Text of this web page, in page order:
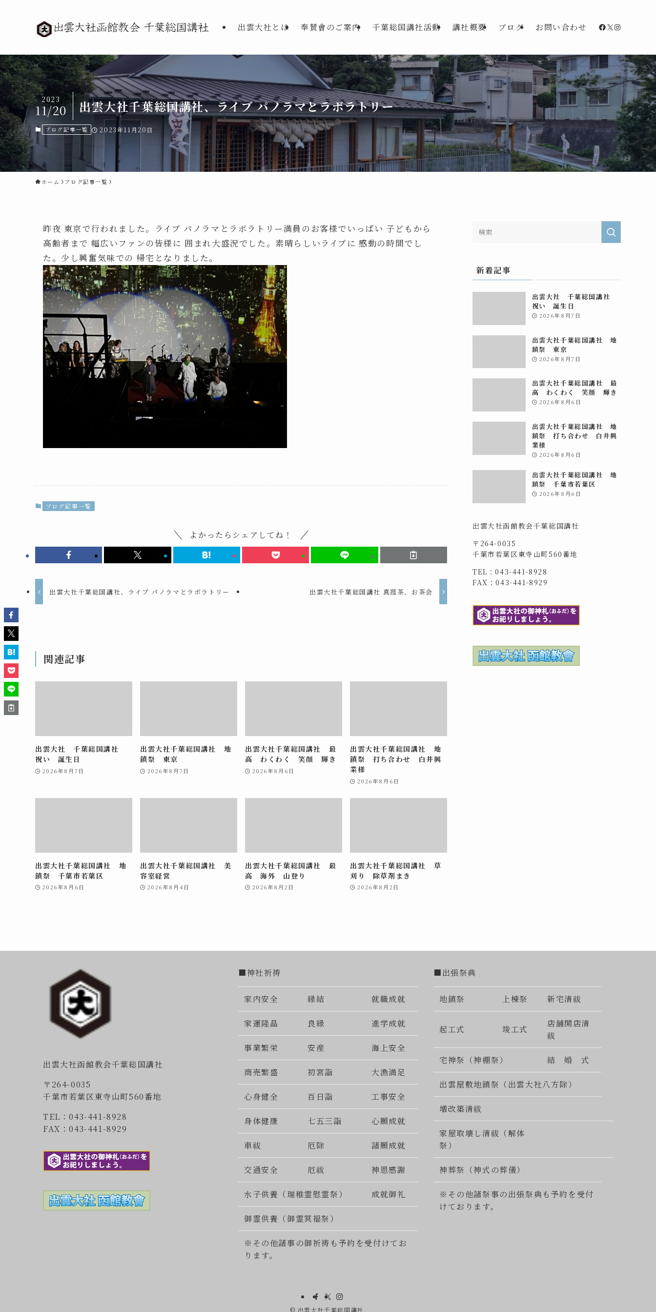
出雲大社とは 奉賛會のご案内 千葉総国講社活動 講社概要 ブログ お問い合わせ Facebook
X
出雲大社千葉総国講社、ライブ パノラマとラボラトリー
2023
11/20
ブログ記事一覧 2023年11月20日
ホーム ブログ記事一覧
昨夜 東京で行われました。ライブ パノラマとラボラトリー満員のお客様でいっぱい 子どもから
高齢者まで 幅広いファンの皆様に 囲まれ大盛況でした。素晴らしいライブに 感動の時間でし
た。少し興奮気味での 帰宅となりました。
ブログ記事一覧
よかったらシェアしてね！
出雲大社千葉総国講社、ライブ パノラマとラボラトリー 出雲大社千葉総国講社 真菰茶、お茶会
関連記事
出雲大社 千葉総国講社
祝い 誕生日
2026年8月7日
出雲大社千葉総国講社 地
鎮祭 東京
2026年8月7日
出雲大社千葉総国講社 最
高 わくわく 笑顔 輝き
2026年8月6日
出雲大社千葉総国講社 地
鎮祭 打ち合わせ 白井興
業様
2026年8月6日
出雲大社千葉総国講社 地
鎮祭 千葉市若葉区
2026年8月6日
出雲大社千葉総国講社 美
容室経営
2026年8月4日
出雲大社千葉総国講社 最
高 海外 山登り
2026年8月2日
出雲大社千葉総国講社 草
刈り 除草剤まき
2026年8月2日
新着記事
出雲大社 千葉総国講社
祝い 誕生日
2026年8月7日
出雲大社千葉総国講社 地
鎮祭 東京
2026年8月7日
出雲大社千葉総国講社 最
高 わくわく 笑顔 輝き
2026年8月6日
出雲大社千葉総国講社 地
鎮祭 打ち合わせ 白井興
業様
2026年8月6日
出雲大社千葉総国講社 地
鎮祭 千葉市若葉区
2026年8月6日
出雲大社函館教会千葉総国講社
〒264-0035
千葉市若葉区東寺山町560番地
TEL：043-441-8928
FAX：043-441-8929
出雲大社函館教会千葉総国講社
〒264-0035
千葉市若葉区東寺山町560番地
TEL：043-441-8928
FAX：043-441-8929
■神社祈祷
家内安全 縁結 就職成就
家運隆晶 良縁 進学成就
事業繁栄 安産 海上安全
商売繁盛 初宮詣 大漁満足
心身健全 百日詣 工事安全
身体健康 七五三詣 心願成就
車祓 厄除 諸願成就
交通安全 厄祓 神恩感謝
水子供養（瑞稚霊慰霊祭） 成就御礼
御霊供養（御霊冥福祭）
※その他諸事の御祈祷も予約を受付けてお
ります。
■出張祭典
地鎮祭 上棟祭 新宅清祓
起工式 竣工式
店舗開店清
祓
宅神祭（神棚祭） 結 婚 式
出雲屋敷地鎮祭（出雲大社八方除）
増改築清祓
家屋取壊し清祓（解体
祭）
神葬祭（神式の葬儀）
※その他諸祭事の出張祭典も予約を受付
けております。
© 出雲大社千葉総国講社.